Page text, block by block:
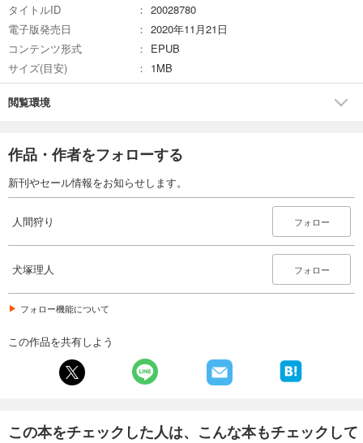
タイトルID
20028780
電子版発売日
2020年11月21日
コンテンツ形式
EPUB
サイズ(目安)
1MB
閲覧環境
作品・作者をフォローする
新刊やセール情報をお知らせします。
人間狩り フォロー
犬塚理人 フォロー
フォロー機能について
この作品を共有しよう
この本をチェックした人は、こんな本もチェックして